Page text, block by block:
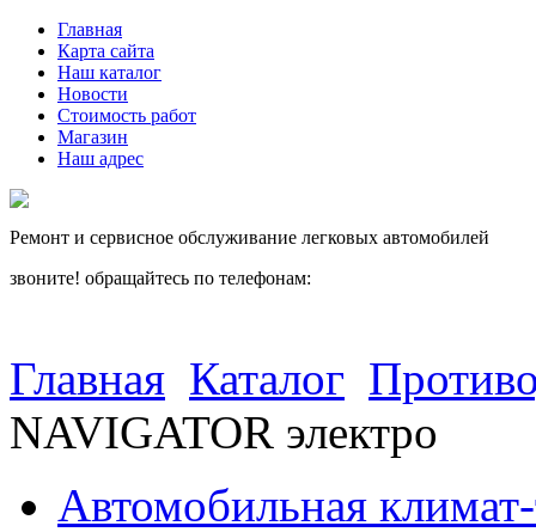
Главная
Карта сайта
Наш каталог
Новости
Стоимость работ
Магазин
Наш адрес
Ремонт и сервисное обслуживание легковых автомобилей
звоните! обращайтесь по телефонам:
Главная Каталог
NAVIGATOR электро
Автомобильная